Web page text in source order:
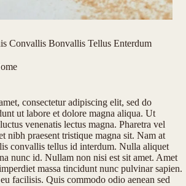
Convallis Bonvallis Tellus Enterdum
consectetur adipiscing elit, sed do
ut labore et dolore magna aliqua. Ut
venenatis lectus magna. Pharetra vel
nibh praesent tristique magna sit. Nam at
convallis tellus id interdum. Nulla aliquet
nunc id. Nullam non nisi est sit amet. Amet
massa tincidunt nunc pulvinar sapien.
facilisis. Quis commodo odio aenean sed